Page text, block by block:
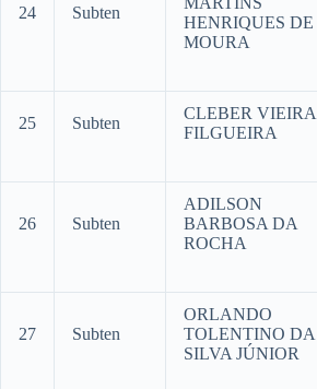
24 Subten
HENRIQUES DE
MOURA
25 Subten
CLEBER VIEIRA
FILGUEIRA
26 Subten
ADILSON
BARBOSA DA
ROCHA
27 Subten
ORLANDO
TOLENTINO DA
SILVA JÚNIOR